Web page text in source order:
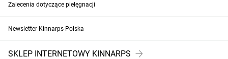
Zalecenia dotyczące pielęgnacji
Newsletter Kinnarps Polska
SKLEP INTERNETOWY KINNARPS